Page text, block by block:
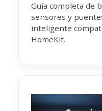
Guía completa de
sensores y
inteligente
HomeKit.